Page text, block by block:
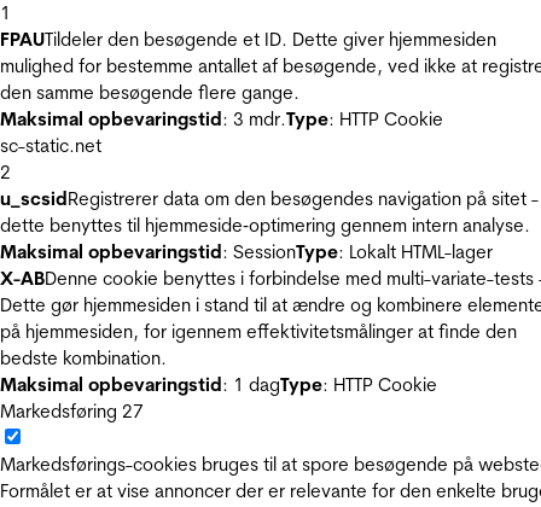
1
FPAUTildeler den besøgende et ID. Dette giver hjemmesiden
mulighed for bestemme antallet af besøgende, ved ikke at
den samme besøgende flere gange.
Maksimal opbevaringstid: 3 mdr.Type: HTTP Cookie
sc-static.net
2
u_scsidRegistrerer data om den besøgendes navigation på sitet -
dette benyttes til hjemmeside‐optimering gennem intern analyse.
Maksimal opbevaringstid: SessionType: Lokalt HTML-lager
X-ABDenne cookie benyttes i forbindelse med multi-variate-tests
Dette gør hjemmesiden i stand til at ændre og kombinere
på hjemmesiden, for igennem effektivitetsmålinger at finde den
bedste kombination.
Maksimal opbevaringstid: 1 dagType: HTTP Cookie
Markedsføring 27
Markedsførings-cookies bruges til at spore besøgende på
Formålet er at vise annoncer der er relevante for den enkelte